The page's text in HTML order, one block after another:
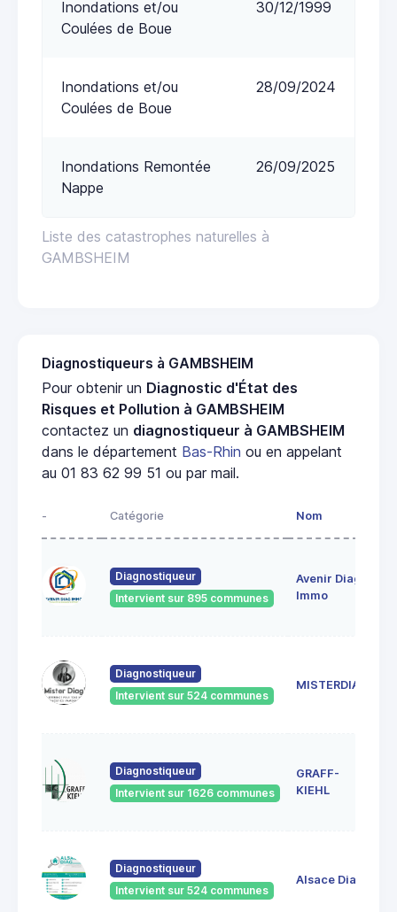
Liste des catastrophes naturelles à
GAMBSHEIM
Inondations et/ou
Coulées de Boue
30/12/1999
Inondations et/ou
Coulées de Boue
28/09/2024
Inondations Remontée
Nappe
26/09/2025
Diagnostiqueurs à GAMBSHEIM
Pour obtenir un Diagnostic d'État des
Risques et Pollution à GAMBSHEIM
contactez un diagnostiqueur à GAMBSHEIM
dans le département Bas-Rhin ou en appelant
au 01 83 62 99 51 ou par mail.
- Catégorie Nom
Diagnostiqueur
Intervient sur 895 communes
Avenir Diag
Immo
Diagnostiqueur
Intervient sur 524 communes
MISTERDIAG
Diagnostiqueur
Intervient sur 1626 communes
GRAFF-
KIEHL
Diagnostiqueur
Intervient sur 524 communes
Alsace Diag